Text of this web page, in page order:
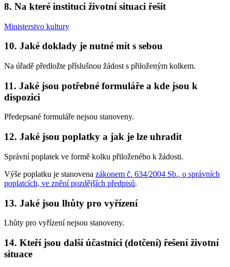
8. Na které instituci životní situaci řešit
Ministerstvo kultury
10. Jaké doklady je nutné mít s sebou
Na úřadě předložte příslušnou žádost s přiloženým kolkem.
11. Jaké jsou potřebné formuláře a kde jsou k
dispozici
Předepsané formuláře nejsou stanoveny.
12. Jaké jsou poplatky a jak je lze uhradit
Správní poplatek ve formě kolku přiloženého k žádosti.
Výše poplatku je stanovena zákonem č. 634/2004 Sb., o správních
poplatcích, ve znění pozdějších předpisů.
13. Jaké jsou lhůty pro vyřízení
Lhůty pro vyřízení nejsou stanoveny.
14. Kteří jsou další účastníci (dotčení) řešení životní
situace